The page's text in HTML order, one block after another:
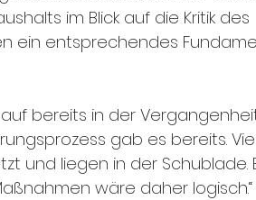
im Blick auf die Kritik des
ein entsprechendes
bereits in der
gab es bereits.
und liegen in der Schublade.
wäre daher logisch.“